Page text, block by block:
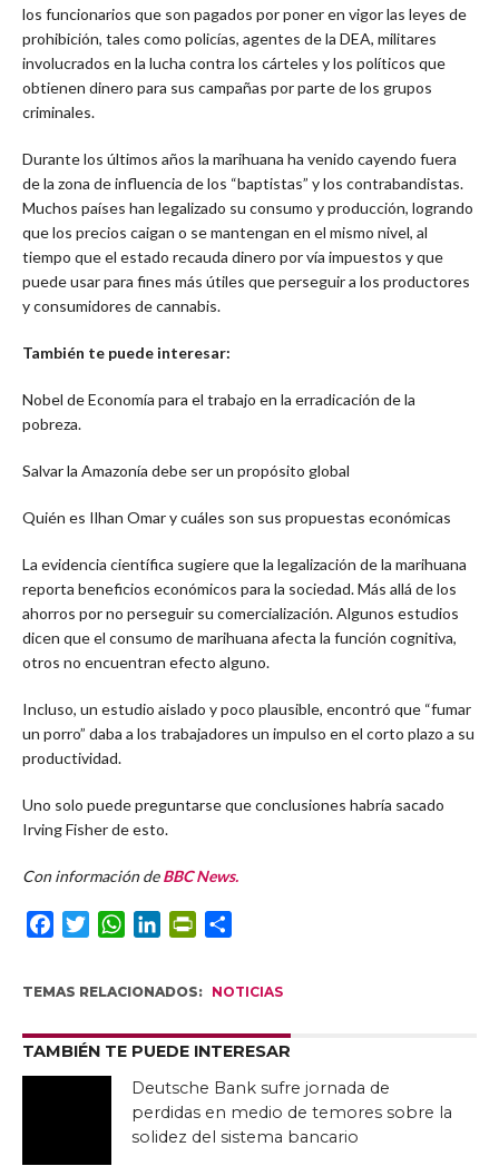
los funcionarios que son pagados por poner en vigor las leyes de
prohibición, tales como policías, agentes de la DEA, militares
involucrados en la lucha contra los cárteles y los políticos que
obtienen dinero para sus campañas por parte de los grupos
criminales.
Durante los últimos años la marihuana ha venido cayendo fuera
de la zona de influencia de los “baptistas” y los contrabandistas.
Muchos países han legalizado su consumo y producción, logrando
que los precios caigan o se mantengan en el mismo nivel, al
tiempo que el estado recauda dinero por vía impuestos y que
puede usar para fines más útiles que perseguir a los productores
y consumidores de cannabis.
También te puede interesar:
Nobel de Economía para el trabajo en la erradicación de la
pobreza.
Salvar la Amazonía debe ser un propósito global
Quién es Ilhan Omar y cuáles son sus propuestas económicas
La evidencia científica sugiere que la legalización de la marihuana
reporta beneficios económicos para la sociedad. Más allá de los
ahorros por no perseguir su comercialización. Algunos estudios
dicen que el consumo de marihuana afecta la función cognitiva,
otros no encuentran efecto alguno.
Incluso, un estudio aislado y poco plausible, encontró que “fumar
un porro” daba a los trabajadores un impulso en el corto plazo a su
productividad.
Uno solo puede preguntarse que conclusiones habría sacado
Irving Fisher de esto.
Con información deBBC News.
FacebookTwitterWhatsApp
LinkedInPrintFriendly
TEMAS RELACIONADOS: NOTICIAS
TAMBIÉN TE PUEDE INTERESAR
Deutsche Bank sufre jornada de
perdidas en medio de temores sobre la
solidez del sistema bancario